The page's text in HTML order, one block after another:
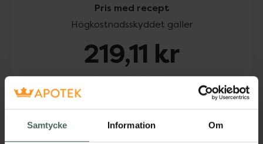
Samtycke Information Om
Pris med recept
Högkostnadsskyddet gäller
219,11 kr
I apotek:219,11 kr
Köp via ditt recept